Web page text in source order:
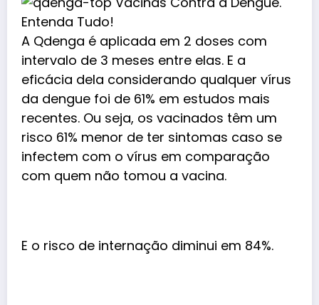
A Qdenga é aplicada em 2 doses com
intervalo de 3 meses entre elas. E a
eficácia dela considerando qualquer vírus
da dengue foi de 61% em estudos mais
recentes. Ou seja, os vacinados têm um
risco 61% menor de ter sintomas caso se
infectem com o vírus em comparação
com quem não tomou a vacina.
E o risco de internação diminui em 84%.